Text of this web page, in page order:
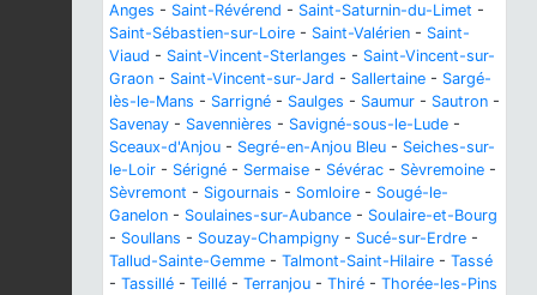
Anges - Saint-Révérend - Saint-Saturnin-du-Limet -
Saint-Sébastien-sur-Loire - Saint-Valérien - Saint-
Viaud - Saint-Vincent-Sterlanges - Saint-Vincent-sur-
Graon - Saint-Vincent-sur-Jard - Sallertaine - Sargé-
lès-le-Mans - Sarrigné - Saulges - Saumur - Sautron -
Savenay - Savennières - Savigné-sous-le-Lude -
Sceaux-d'Anjou - Segré-en-Anjou Bleu - Seiches-sur-
le-Loir - Sérigné - Sermaise - Sévérac - Sèvremoine -
Sèvremont - Sigournais - Somloire - Sougé-le-
Ganelon - Soulaines-sur-Aubance - Soulaire-et-Bourg
- Soullans - Souzay-Champigny - Sucé-sur-Erdre -
Tallud-Sainte-Gemme - Talmont-Saint-Hilaire - Tassé
- Tassillé - Teillé - Terranjou - Thiré - Thorée-les-Pins